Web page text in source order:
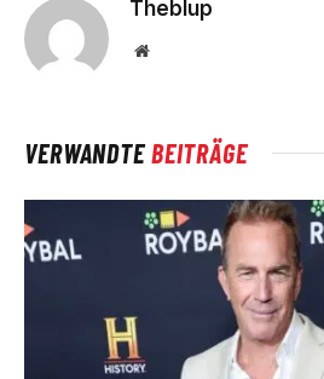
Theblup
Website
VERWANDTEBEITRÄGE